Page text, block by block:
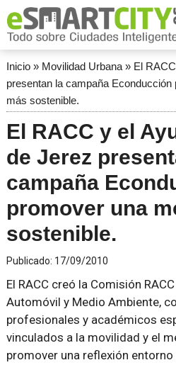
Inicio» Movilidad Urbana» El
presentan la campaña
más sostenible.
El RACC y el
de Jerez
campaña
promover una
sostenible.
Publicado: 17/09/2010
El RACC creó la Comisión
Automóvil y Medio Ambiente,
profesionales y académicos
vinculados a la movilidad y el
promover una reflexión